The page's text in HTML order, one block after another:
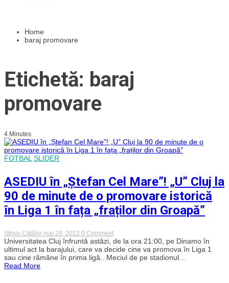
Home
baraj promovare
Etichetă: baraj
promovare
4 Minutes
FOTBAL SLIDER
ASEDIU în „Ștefan Cel Mare”! „U” Cluj la
90 de minute de o promovare istorică
în Liga 1 în fața „fraților din Groapă”
Stroia Cătălin mai 29, 2022 0 Commenton
ASEDIU
în
„Ștefan
Cel
Universitatea Cluj înfruntă astăzi, de la ora 21:00, pe Dinamo în
ultimul act la barajului, care va decide cine va promova în Liga 1
sau cine rămâne în prima ligă.. Meciul de pe stadionul...
Read More